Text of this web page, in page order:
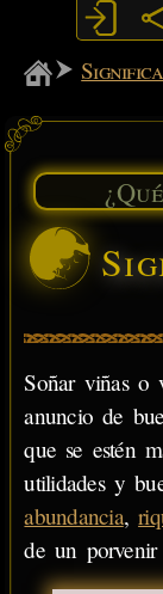
MiSabueso
Soñar viñas o
anuncio de
que se estén
utilidades y
abundancia,
de un porvenir